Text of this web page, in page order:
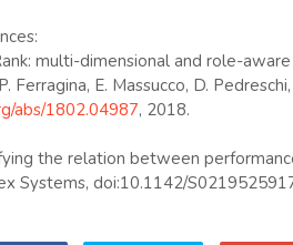
multi-dimensional and role-
Ferragina, E. Massucco, D.
abs/1802.04987, 2018.
the relation between
Systems, doi:10.1142/